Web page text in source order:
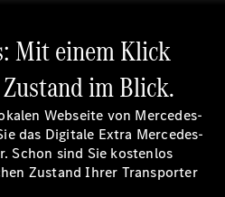
Mit einem Klick
im Blick.
Webseite von Mercedes-
das Digitale Extra Mercedes-
Schon sind Sie kostenlos
Zustand Ihrer Transporter